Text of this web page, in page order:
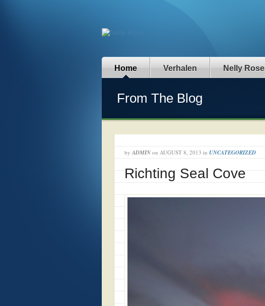
Home Verhalen Nelly Rose
From The Blog
by ADMIN on AUGUST 8, 2013 in UNCATEGORIZED
Richting Seal Cove